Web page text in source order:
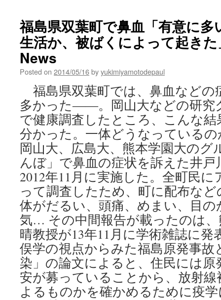
福島県双葉町で鼻血「有意に
生活か、被ばくによって起き
News
Posted on 2014/05/16byyukimiyamotodepaul
福島県双葉町では、鼻血などの
多かった――。岡山大などの研究
で健康調査したところ、こんな
分かった。一体どうなっている
岡山大、広島大、熊本学園大のグ
んぼ」で鼻血の症状を訴えた井戸
2012年11月に実施した。全町民
って調査したため、町に配布な
体がだるい、頭痛、めまい、目
気… その中間報告が載ったのは
晴教授が13年11月に学術雑誌に発
俣学の視点からみた福島原発事故
染」の論文によると、住民には
安が募っていることから、放射
よるものかを確かめるために疫